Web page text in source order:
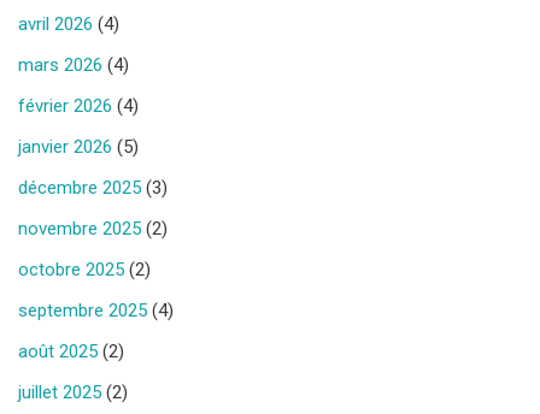
avril 2026 (4)
mars 2026 (4)
février 2026 (4)
janvier 2026 (5)
décembre 2025 (3)
novembre 2025 (2)
octobre 2025 (2)
septembre 2025 (4)
août 2025 (2)
juillet 2025 (2)